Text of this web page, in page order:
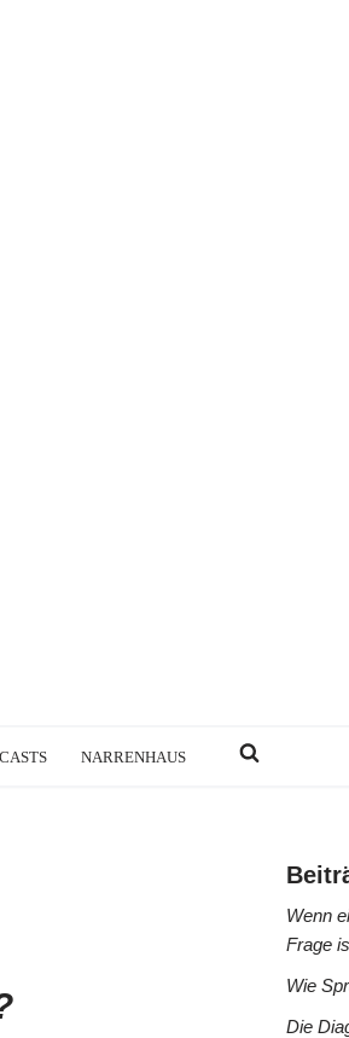
NARRENHAUS
Wenn
Frage
Wie
Die